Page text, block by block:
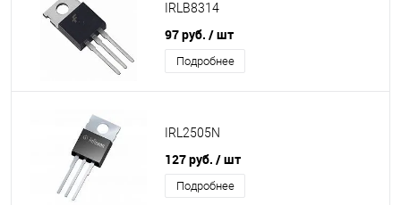
IRLB8314
97 руб. / шт
Подробнее
IRL2505N
127 руб. / шт
Подробнее